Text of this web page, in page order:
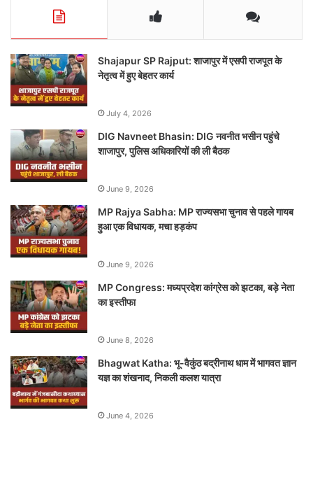
Shajapur SP Rajput: शाजापुर में एसपी राजपूत के
नेतृत्व में हुए बेहतर कार्य
July 4, 2026
DIG Navneet Bhasin: DIG नवनीत भसीन पहुंचे
शाजापुर, पुलिस अधिकारियों की ली बैठक
June 9, 2026
MP Rajya Sabha: MP राज्यसभा चुनाव से पहले गायब
हुआ एक विधायक, मचा हड़कंप
June 9, 2026
MP Congress: मध्यप्रदेश कांग्रेस को झटका, बड़े नेता
का इस्तीफा
June 8, 2026
Bhagwat Katha: भू-वैकुंठ बद्रीनाथ धाम में भागवत ज्ञान
यज्ञ का शंखनाद, निकली कलश यात्रा
June 4, 2026